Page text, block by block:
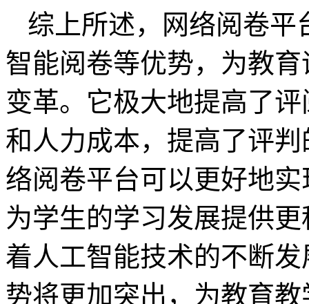
综上所述，网络阅卷平
智能阅卷等优势，为教
变革。它极大地提高了
和人力成本，提高了评
络阅卷平台可以更好地
为学生的学习发展提供
着人工智能技术的不断
势将更加突出，为教育